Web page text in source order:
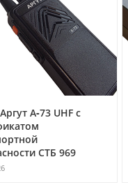
А‑73 UHF с
СТБ 969